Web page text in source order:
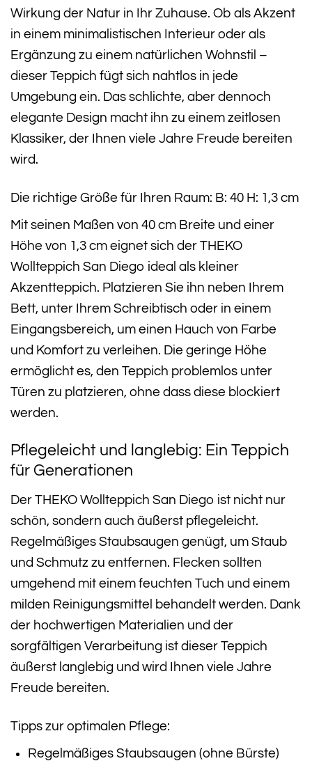
Wirkung der Natur in Ihr Zuhause. Ob als Akzent
in einem minimalistischen Interieur oder als
Ergänzung zu einem natürlichen Wohnstil –
dieser Teppich fügt sich nahtlos in jede
Umgebung ein. Das schlichte, aber dennoch
elegante Design macht ihn zu einem zeitlosen
Klassiker, der Ihnen viele Jahre Freude bereiten
wird.
Die richtige Größe für Ihren Raum: B: 40 H: 1,3 cm
Mit seinen Maßen von 40 cm Breite und einer
Höhe von 1,3 cm eignet sich der THEKO
Wollteppich San Diego ideal als kleiner
Akzentteppich. Platzieren Sie ihn neben Ihrem
Bett, unter Ihrem Schreibtisch oder in einem
Eingangsbereich, um einen Hauch von Farbe
und Komfort zu verleihen. Die geringe Höhe
ermöglicht es, den Teppich problemlos unter
Türen zu platzieren, ohne dass diese blockiert
werden.
Pflegeleicht und langlebig: Ein Teppich
für Generationen
Der THEKO Wollteppich San Diego ist nicht nur
schön, sondern auch äußerst pflegeleicht.
Regelmäßiges Staubsaugen genügt, um Staub
und Schmutz zu entfernen. Flecken sollten
umgehend mit einem feuchten Tuch und einem
milden Reinigungsmittel behandelt werden. Dank
der hochwertigen Materialien und der
sorgfältigen Verarbeitung ist dieser Teppich
äußerst langlebig und wird Ihnen viele Jahre
Freude bereiten.
Tipps zur optimalen Pflege:
Regelmäßiges Staubsaugen (ohne Bürste)